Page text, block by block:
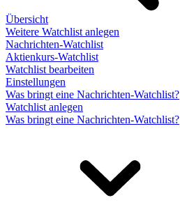
Übersicht
Weitere Watchlist anlegen
Nachrichten-Watchlist
Aktienkurs-Watchlist
Watchlist bearbeiten
Einstellungen
Was bringt eine Nachrichten-Watchlist?
Watchlist anlegen
Was bringt eine Nachrichten-Watchlist?